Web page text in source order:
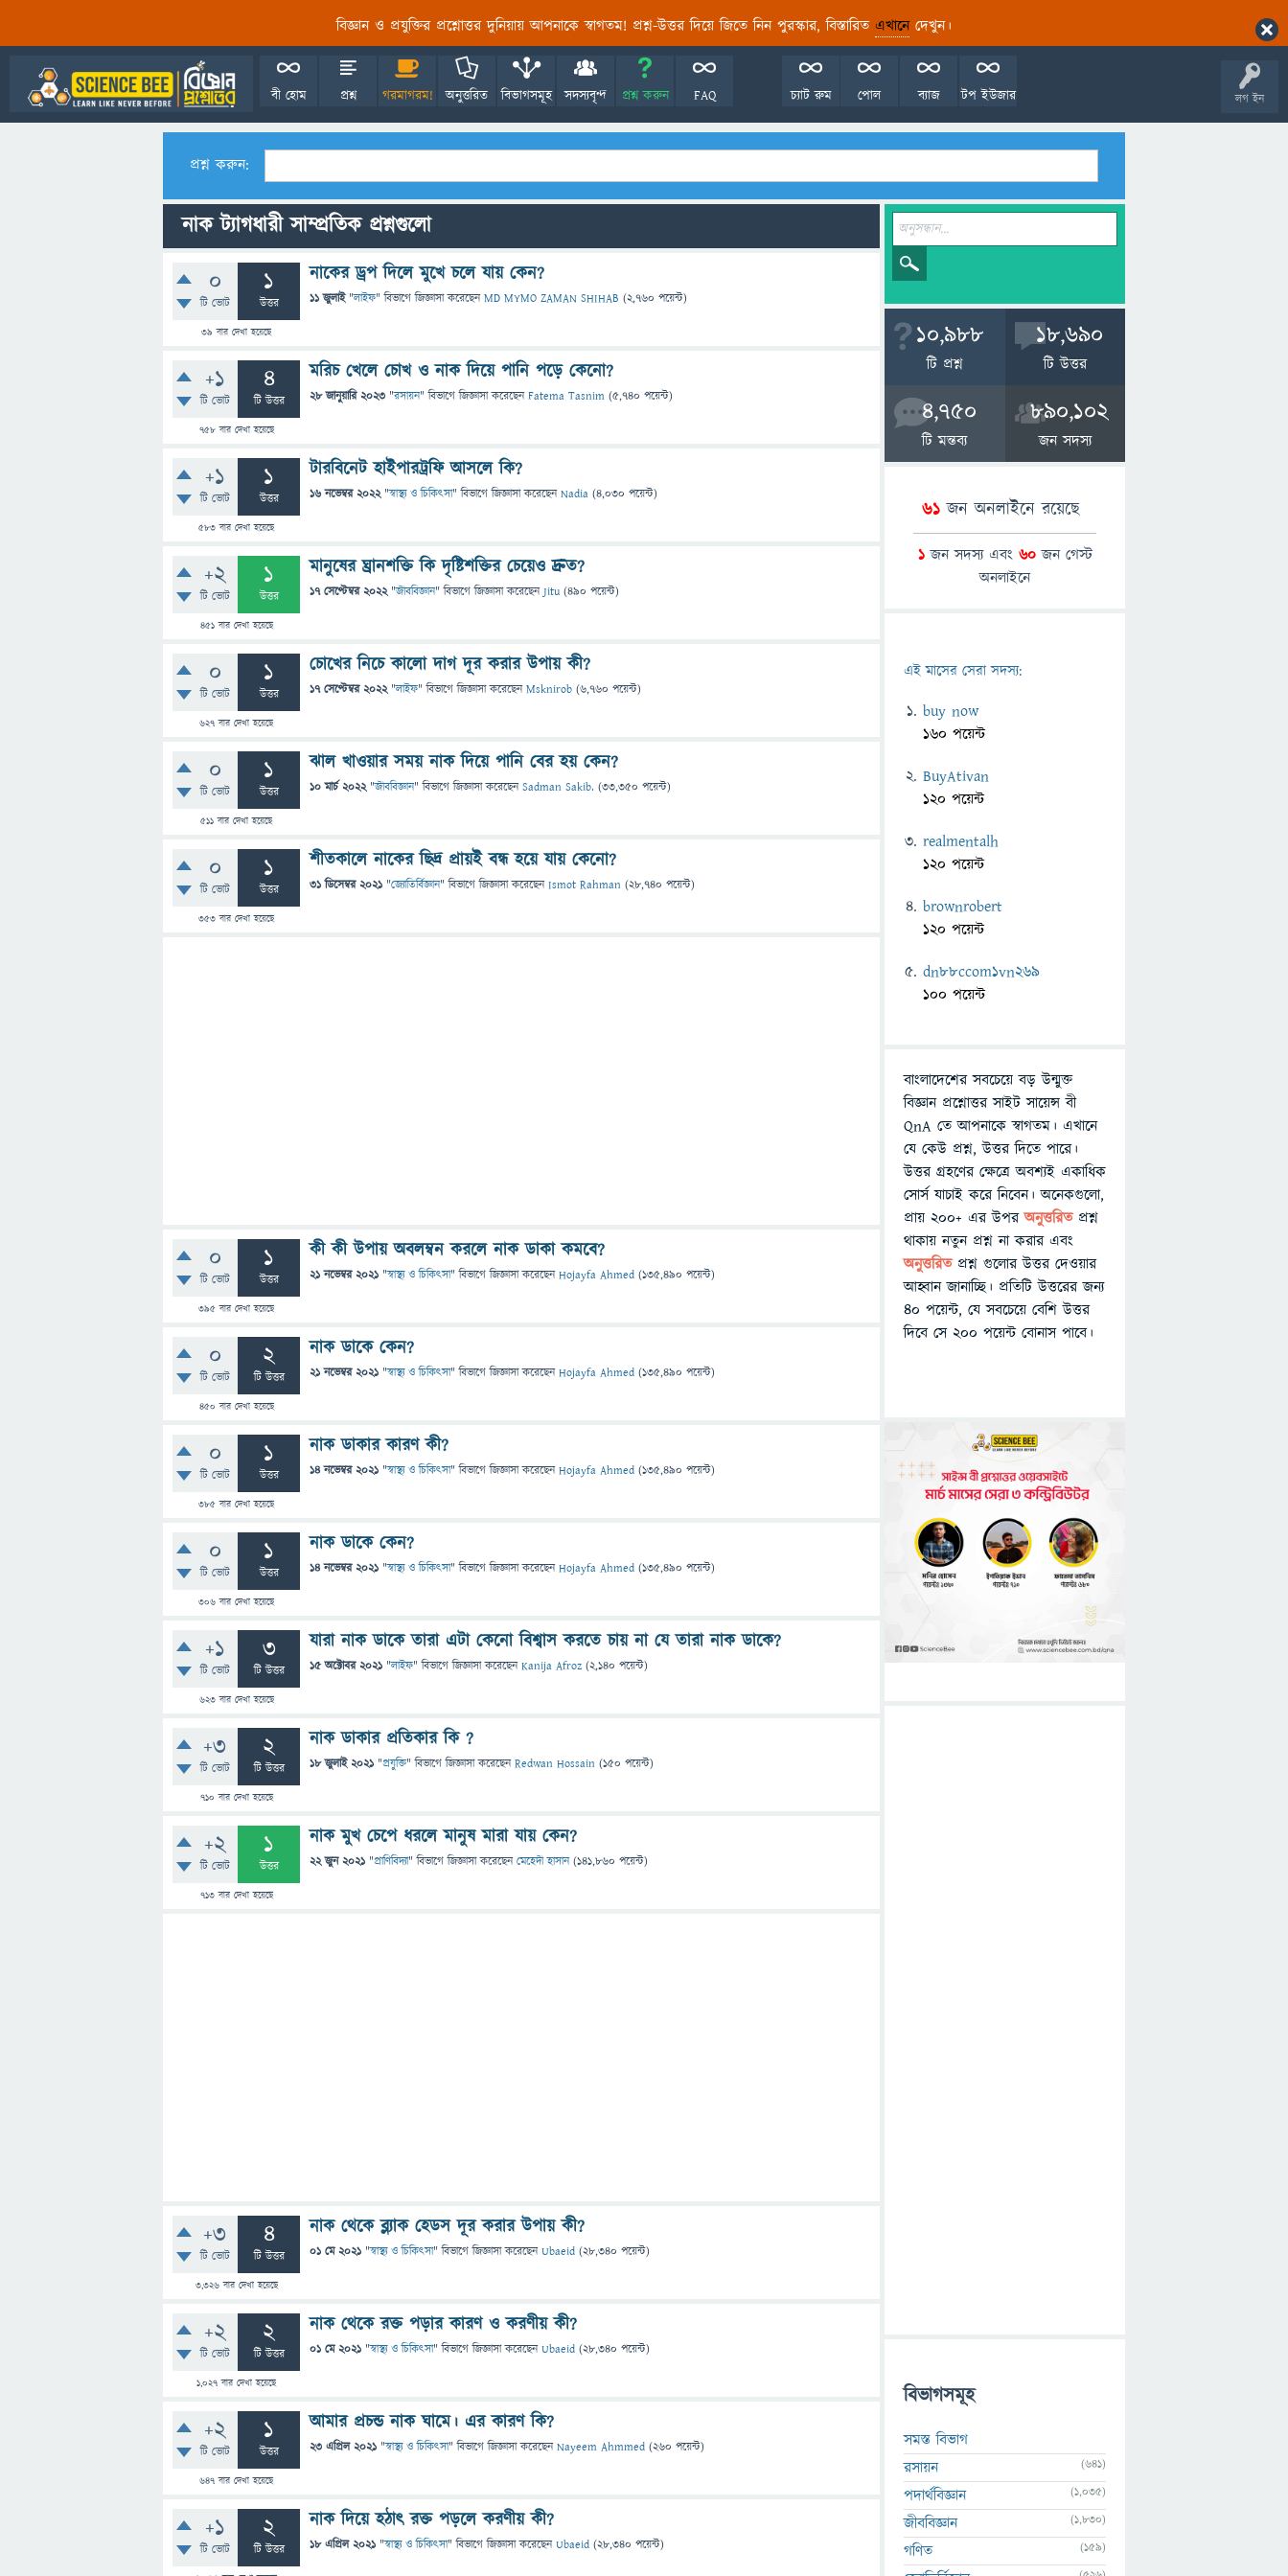
বিজ্ঞান ও প্রযুক্তির প্রশ্নোত্তর দুনিয়ায় আপনাকে স্বাগতম! প্রশ্ন-উত্তর দিয়ে জিতে নিন পুরস্কার, বিস্তারিত এখানেদেখুন।
লগ ইন
বী হোম প্রশ্ন গরমাগরম! অনুত্তরিত বিভাগসমূহ সদস্যবৃন্দ প্রশ্ন করুন FAQ টপ ইউজার
ব্যাজ
পোল
চ্যাট রুম
প্রশ্ন করুন:
নাক ট্যাগধারী সাম্প্রতিক প্রশ্নগুলো
0
টি ভোট
1
উত্তর
39 বার দেখা হয়েছে
নাকের ড্রপ দিলে মুখে চলে যায় কেন?
11 জুলাই "লাইফ" বিভাগে জিজ্ঞাসাকরেছেনMD MYMO ZAMAN SHIHAB (2,760 পয়েন্ট)
+1
টি ভোট
4
টি উত্তর
758বার দেখা হয়েছে
মরিচ খেলে চোখ ও নাক দিয়ে পানি পড়ে কেনো?
28 জানুয়ারি 2023 "রসায়ন" বিভাগে জিজ্ঞাসাকরেছেনFatema Tasnim (5,740 পয়েন্ট)
+1
টি ভোট
1
উত্তর
583 বার দেখা হয়েছে
টারবিনেট হাইপারট্রফি আসলে কি?
16 নভেম্বর 2022 "স্বাস্থ্য ও চিকিৎসা" বিভাগে জিজ্ঞাসাকরেছেনNadia (4,030 পয়েন্ট)
+2
টি ভোট
1
উত্তর
451বার দেখা হয়েছে
মানুষের ঘ্রানশক্তি কি দৃষ্টিশক্তির চেয়েও দ্রুত?
17 সেপ্টেম্বর 2022 "জীববিজ্ঞান" বিভাগে জিজ্ঞাসাকরেছেনJitu (490 পয়েন্ট)
0
টি ভোট
1
উত্তর
627 বার দেখা হয়েছে
চোখের নিচে কালো দাগ দূর করার উপায় কী?
17 সেপ্টেম্বর 2022 "লাইফ" বিভাগে জিজ্ঞাসাকরেছেনMsknirob (6,760 পয়েন্ট)
0
টি ভোট
1
উত্তর
511 বার দেখা হয়েছে
ঝাল খাওয়ার সময় নাক দিয়ে পানি বের হয় কেন?
10 মার্চ 2022 "জীববিজ্ঞান" বিভাগে জিজ্ঞাসাকরেছেনSadman Sakib. (33,350 পয়েন্ট)
0
টি ভোট
1
উত্তর
353 বার দেখা হয়েছে
শীতকালে নাকের ছিদ্র প্রায়ই বন্ধ হয়ে যায় কেনো?
31 ডিসেম্বর 2021 "জ্যোতির্বিজ্ঞান" বিভাগে জিজ্ঞাসাকরেছেনIsmot Rahman (28,740 পয়েন্ট)
0
টি ভোট
1
উত্তর
395 বার দেখা হয়েছে
কী কী উপায় অবলম্বন করলে নাক ডাকা কমবে?
21 নভেম্বর 2021 "স্বাস্থ্য ও চিকিৎসা" বিভাগে জিজ্ঞাসাকরেছেনHojayfa Ahmed (135,490 পয়েন্ট)
0
টি ভোট
2
টি উত্তর
450 বার দেখা হয়েছে
নাক ডাকে কেন?
21 নভেম্বর 2021 "স্বাস্থ্য ও চিকিৎসা" বিভাগে জিজ্ঞাসাকরেছেনHojayfa Ahmed (135,490 পয়েন্ট)
0
টি ভোট
1
উত্তর
385 বার দেখা হয়েছে
নাক ডাকার কারণ কী?
14 নভেম্বর 2021 "স্বাস্থ্য ও চিকিৎসা" বিভাগে জিজ্ঞাসাকরেছেনHojayfa Ahmed (135,490 পয়েন্ট)
0
টি ভোট
1
উত্তর
306 বার দেখা হয়েছে
নাক ডাকে কেন?
14 নভেম্বর 2021 "স্বাস্থ্য ও চিকিৎসা" বিভাগে জিজ্ঞাসাকরেছেনHojayfa Ahmed (135,490 পয়েন্ট)
+1
টি ভোট
3
টি উত্তর
623বার দেখা হয়েছে
যারা নাক ডাকে তারা এটা কেনো বিশ্বাস করতে চায় না যে তারা নাক ডাকে?
15 অক্টোবর 2021 "লাইফ" বিভাগে জিজ্ঞাসাকরেছেনKanija Afroz (2,140 পয়েন্ট)
+3
টি ভোট
2
টি উত্তর
710 বার দেখা হয়েছে
নাক ডাকার প্রতিকার কি ?
18 জুলাই 2021 "প্রযুক্তি" বিভাগে জিজ্ঞাসাকরেছেনRedwan Hossain (150 পয়েন্ট)
+2
টি ভোট
1
উত্তর
713বার দেখা হয়েছে
নাক মুখ চেপে ধরলে মানুষ মারা যায় কেন?
22 জুন 2021 "প্রাণিবিদ্যা" বিভাগে জিজ্ঞাসাকরেছেনমেহেদী হাসান (141,860 পয়েন্ট)
+3
টি ভোট
4
টি উত্তর
3,326বার দেখা হয়েছে
নাক থেকে ব্ল্যাক হেডস দূর করার উপায় কী?
01 মে 2021 "স্বাস্থ্য ও চিকিৎসা" বিভাগে জিজ্ঞাসাকরেছেনUbaeid (28,340 পয়েন্ট)
+2
টি ভোট
2
টি উত্তর
1,027 বার দেখা হয়েছে
নাক থেকে রক্ত পড়ার কারণ ও করণীয় কী?
01 মে 2021 "স্বাস্থ্য ও চিকিৎসা" বিভাগে জিজ্ঞাসাকরেছেনUbaeid (28,340 পয়েন্ট)
+2
টি ভোট
1
উত্তর
647 বার দেখা হয়েছে
আমার প্রচন্ড নাক ঘামে। এর কারণ কি?
23 এপ্রিল 2021 "স্বাস্থ্য ও চিকিৎসা" বিভাগে জিজ্ঞাসাকরেছেনNayeem Ahmmed (260 পয়েন্ট)
+1
টি ভোট
2
টি উত্তর
নাক দিয়ে হঠাৎ রক্ত পড়লে করণীয় কী?
18 এপ্রিল 2021 "স্বাস্থ্য ও চিকিৎসা" বিভাগে জিজ্ঞাসাকরেছেনUbaeid (28,340 পয়েন্ট)
10,988
টি প্রশ্ন
18,690
টি উত্তর
4,750
টি মন্তব্য
890,102
জন সদস্য
61 জন অনলাইনে রয়েছে
1জন সদস্য এবং 60জন গেস্ট
অনলাইনে
এই মাসের সেরা সদস্য:
buy now
160 পয়েন্ট
BuyAtivan
120 পয়েন্ট
realmentalh
120 পয়েন্ট
brownrobert
120 পয়েন্ট
dn88ccom1vn269
100 পয়েন্ট
বাংলাদেশের সবচেয়ে বড় উন্মুক্ত
বিজ্ঞান প্রশ্নোত্তর সাইট সায়েন্স বী
QnA তে আপনাকে স্বাগতম। এখানে
যে কেউ প্রশ্ন, উত্তর দিতে পারে।
উত্তর গ্রহণের ক্ষেত্রে অবশ্যই একাধিক
সোর্স যাচাই করে নিবেন। অনেকগুলো,
প্রায় ২০০+ এর উপরঅনুত্তরিতপ্রশ্ন
থাকায় নতুন প্রশ্ন না করার এবং
অনুত্তরিত প্রশ্ন গুলোর উত্তর দেওয়ার
আহ্বান জানাচ্ছি। প্রতিটি উত্তরের জন্য
৪০ পয়েন্ট, যে সবচেয়ে বেশি উত্তর
দিবে সে ২০০ পয়েন্ট বোনাস পাবে।
বিভাগসমূহ
সমস্ত বিভাগ
রসায়ন
(641)
পদার্থবিজ্ঞান (1,035)
জীববিজ্ঞান (1,830)
গণিত (159)